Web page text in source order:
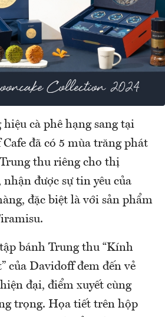
cà phê hạng sang tại
đã có 5 mùa trăng phát
thu riêng cho thị
được sự tin yêu của
đặc biệt là với sản phẩm
bánh Trung thu “Kính
của Davidoff đem đến vẻ
đại, điểm xuyết cùng
trọng. Họa tiết trên hộp